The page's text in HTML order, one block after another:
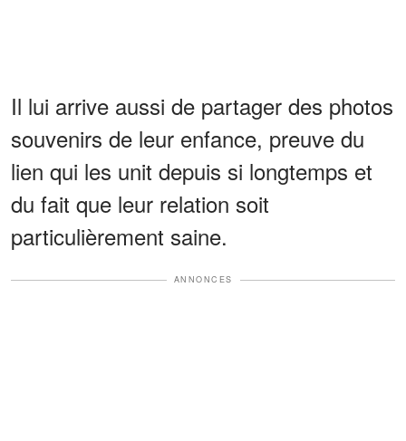
Il lui arrive aussi de partager des photos
souvenirs de leur enfance, preuve du
lien qui les unit depuis si longtemps et
du fait que leur relation soit
particulièrement saine.
ANNONCES